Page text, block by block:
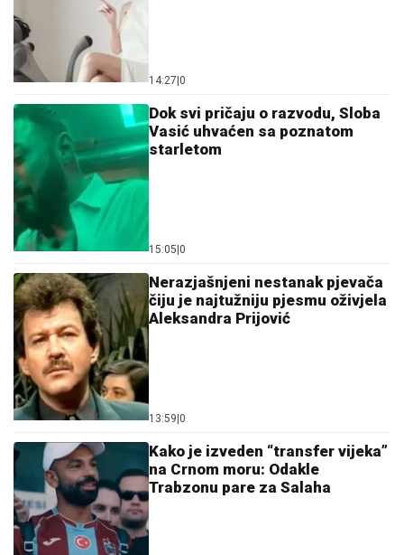
14:27|0
Dok svi pričaju o razvodu, Sloba
Vasić uhvaćen sa poznatom
starletom
15:05|0
Nerazjašnjeni nestanak pjevača
čiju je najtužniju pjesmu oživjela
Aleksandra Prijović
13:59|0
Kako je izveden “transfer vijeka”
na Crnom moru: Odakle
Trabzonu pare za Salaha